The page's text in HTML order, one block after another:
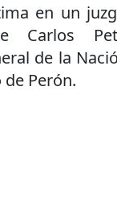
en un
Carlos
de la
Perón.